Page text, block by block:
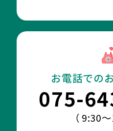
お電話での
075-
（ 9:30